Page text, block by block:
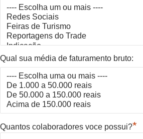
Qual sua média de faturamento bruto:
Quantos colaboradores voce possui?*